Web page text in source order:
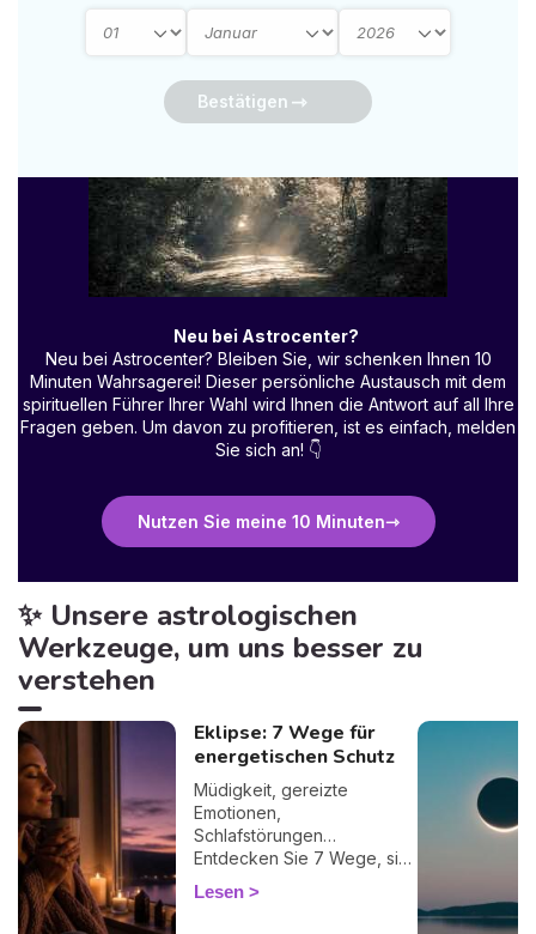
Bestätigen
Neu bei Astrocenter?
Neu bei Astrocenter? Bleiben Sie, wir schenken Ihnen 10
Minuten Wahrsagerei! Dieser persönliche Austausch mit dem
spirituellen Führer Ihrer Wahl wird Ihnen die Antwort auf all Ihre
Fragen geben. Um davon zu profitieren, ist es einfach, melden
Sie sich an! 👇
Nutzen Sie meine 10 Minuten
✨ Unsere astrologischen
Werkzeuge, um uns besser zu
verstehen
Eklipse: 7 Wege für
energetischen Schutz
Müdigkeit, gereizte
Emotionen,
Schlafstörungen…
Entdecken Sie 7 Wege, sich
bei einer Finsternis
energetisch zu schützen
Lesen